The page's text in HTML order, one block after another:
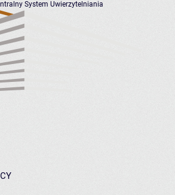
System Uwierzytelniania